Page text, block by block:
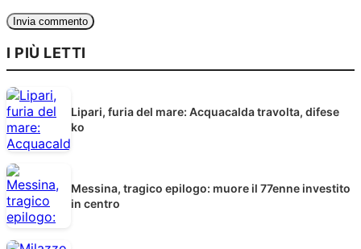
I PIÙ LETTI
Lipari, furia del mare: Acquacalda travolta, difese
ko
Messina, tragico epilogo: muore il 77enne investito
in centro